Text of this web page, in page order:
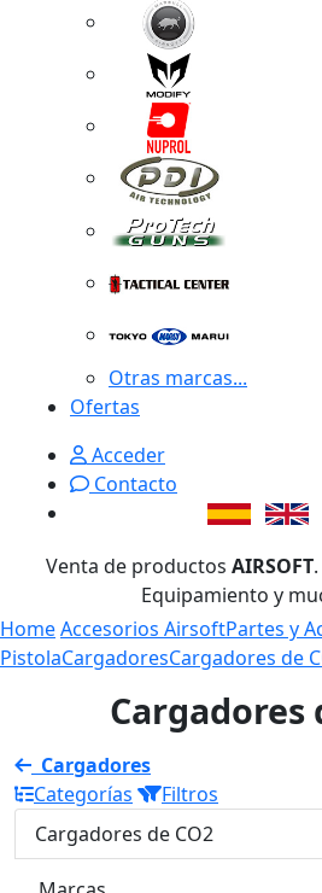
Otras marcas...
Ofertas
Acceder
Contacto
Venta de productos AIRSOFT
Equipamiento y
HomeAccesorios AirsoftPartes y
PistolaCargadoresCargadores de
Cargadores
Cargadores
Categorías
Filtros
Cargadores de CO2